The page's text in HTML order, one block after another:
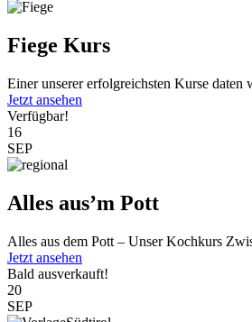
Fiege Kurs
Einer unserer erfolgreichsten Kurse
Jetzt ansehen
Verfügbar!
16
SEP
Alles aus’m Pott
Alles aus dem Pott – Unser Kochkurs
Jetzt ansehen
Bald ausverkauft!
20
SEP